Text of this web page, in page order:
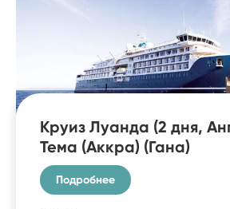
Круиз Луанда (2 дня,
Тема (Аккра) (Гана)
Подробнее